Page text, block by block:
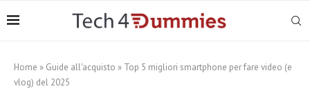
Home » Guide all'acquisto » Top 5 migliori smartphone per fare video (e
vlog) del 2025